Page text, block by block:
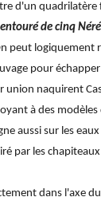
d'un
de cinq
peut logiquement
pour
union naquirent
à des
aussi sur les
par les
dans l'axe